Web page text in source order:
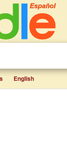
English